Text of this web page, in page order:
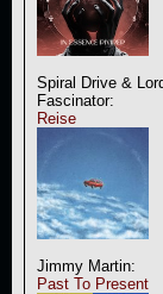
Spiral Drive &
Fascinator:
Reise
Jimmy Martin:
Past To Present